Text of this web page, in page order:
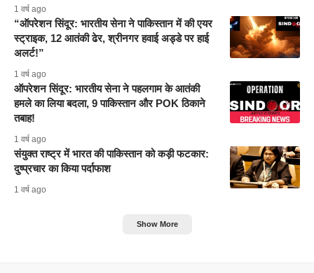
1 वर्ष ago
“ऑपरेशन सिंदूर: भारतीय सेना ने पाकिस्तान में की एयर
स्ट्राइक, 12 आतंकी ढेर, श्रीनगर हवाई अड्डे पर हाई
अलर्ट!”
1 वर्ष ago
ऑपरेशन सिंदूर: भारतीय सेना ने पहलगाम के आतंकी
हमले का लिया बदला, 9 पाकिस्तान और POK ठिकाने
तबाह!
1 वर्ष ago
संयुक्त राष्ट्र में भारत की पाकिस्तान को कड़ी फटकार:
दुष्प्रचार का किया पर्दाफाश
1 वर्ष ago
Show More